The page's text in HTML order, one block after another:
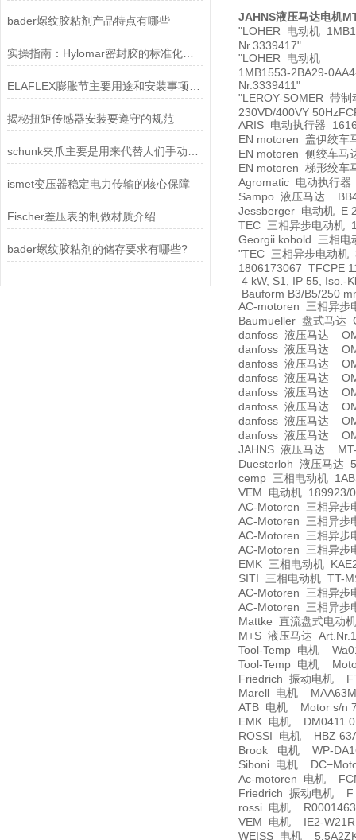
bader螺纹胶粘剂产品特点有哪些
实操指南：Hylomar密封胶的标准化施工全流程
揭秘扭矩传感器安装要遵守的规范
ismet变压器稳定电力传输的核心保障
Fischer差压表的制做材质介绍
bader螺纹胶粘剂的储存要求有哪些?
JAHNS液压马达电机
"LOHER 电动机
Nr.3339417"
"LOHER 电动机
1MB1553-2BA29-
Nr.3339411"
"LEROY-SOMER 带
230VD/400VY
ARIS 电动执行器
EN motoren 盖伊绞车
EN motoren 侧绞车马
EN motoren 梯形绞车
Agromatic 电动执行
Sampo 液压马达
Jessberger 电动机 E
TEC 三相异步电动机
Georgii kobold 三相电
"TEC 三相异步电动机
1806173067 TFCPE
4 kW, S1, IP 55, Iso.-
Bauform B3/B5/250
AC-motoren 三相异步
Baumueller 盘式马达
danfoss 液压马达
danfoss 液压马达
danfoss 液压马达
danfoss 液压马达
danfoss 液压马达
danfoss 液压马达
danfoss 液压马达
danfoss 液压马达
JAHNS 液压马达
Duesterloh 液压马达
cemp 三相电动机
VEM 电动机 189923/
AC-Motoren 三相异步
AC-Motoren 三相异步
AC-Motoren 三相异步
AC-Motoren 三相异步
EMK 三相电动机
SITI 三相电动机 TT-
AC-Motoren 三相异步
AC-Motoren 三相异步
Mattke 直流盘式电动
M+S 液压马达
Tool-Temp 电机
Tool-Temp 电机
Friedrich 振动电机
Marell 电机
ATB 电机 Motor s/n
EMK 电机
ROSSI 电机 HBZ
Brook 电机 WP-
Siboni 电机
Ac-motoren 电机
Friedrich 振动电机 F
rossi 电机
VEM 电机 IE2-W21R
WEISS 电机